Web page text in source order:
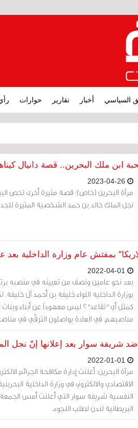
السياسي أخبار تقارير حوارات
ابن ملك البحرين.. قصة دانيال
مرآة البحرين (خاص): قصة مثيرة أخرى تخص
نجل الملك خالد بن حمد الشخصية المثيرة
بمفتش عام وزارة الداخلية بعد
بعد نحو عامين ونصف من تعيينه في منصبه
بوزارة الداخلية اللواء خليفة بن أحمد آل
كمثل أي "تقاعد"؟ ليس معهوداً عن أبناء وبنات
مناصبهم. في العادة يواصلون الترقّي في
حيث يعشعشون إلى أن يموتوا.
ضد شريفة سوار بعد إعلانها إنّ نجل
مرآة البحرين: أعلنت إدارة مكافحة الجرائم
الاقتصادي والالكتروني في وزارة الداخلية
البريطانية لندن لطلب اللجوء.